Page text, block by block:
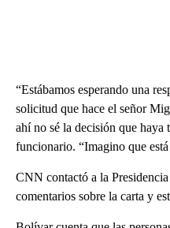
“Estábamos esperando una
solicitud que hace el señor
ahí no sé la decisión que haya
funcionario. “Imagino que
CNN contactó a la
comentarios sobre la carta y